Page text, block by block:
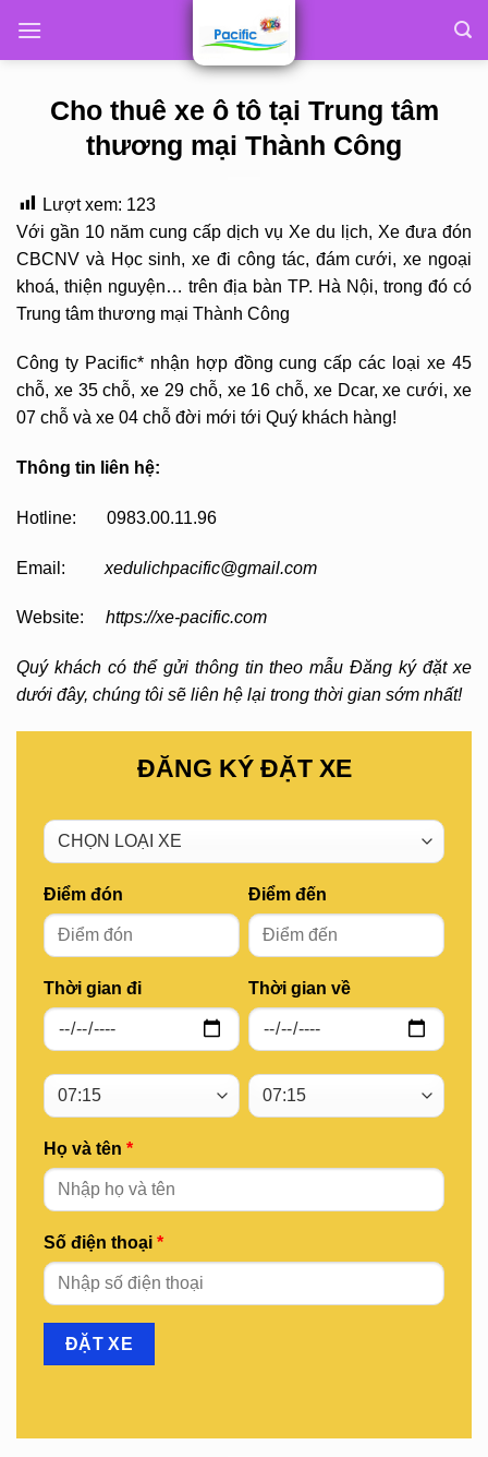
Cho thuê xe ô tô tại Trung tâm
thương mại Thành Công
Lượt xem: 123
Với gần 10 năm cung cấp dịch vụ Xe du lịch, Xe đưa đón
CBCNV và Học sinh, xe đi công tác, đám cưới, xe ngoại
khoá, thiện nguyện… trên địa bàn TP. Hà Nội, trong đó có
Trung tâm thương mại Thành Công
Công ty Pacific* nhận hợp đồng cung cấp các loại xe 45
chỗ, xe 35 chỗ, xe 29 chỗ, xe 16 chỗ, xe Dcar, xe cưới, xe
07 chỗ và xe 04 chỗ đời mới tới Quý khách hàng!
Thông tin liên hệ:
Hotline: 0983.00.11.96
Email: xedulichpacific@gmail.com
Website: https://xe-pacific.com
Quý khách có thể gửi thông tin theo mẫu Đăng ký đặt xe
dưới đây, chúng tôi sẽ liên hệ lại trong thời gian sớm nhất!
ĐĂNG KÝ ĐẶT XE
Điểm đón
Thời gian đi
Điểm đến
Thời gian về
Họ và tên *
Số điện thoại *